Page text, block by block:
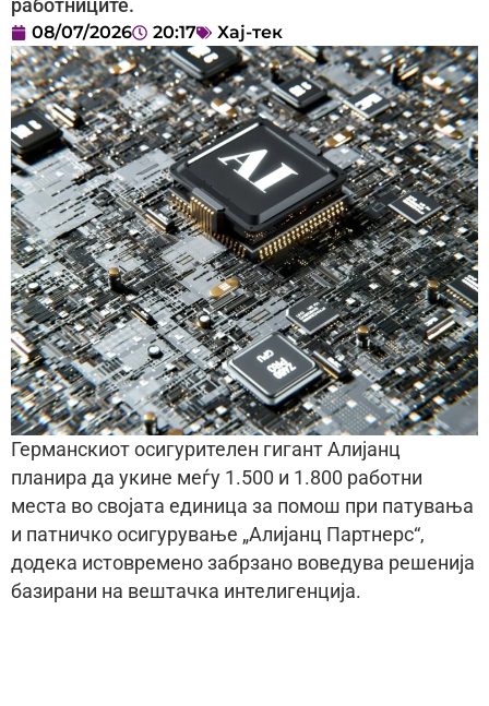
работниците.
08/07/2026 20:17 Хај-тек
Германскиот осигурителен гигант Алијанц
планира да укине меѓу 1.500 и 1.800 работни
места во својата единица за помош при патувања
и патничко осигурување „Алијанц Партнерс“,
додека истовремено забрзано воведува решенија
базирани на вештачка интелигенција.